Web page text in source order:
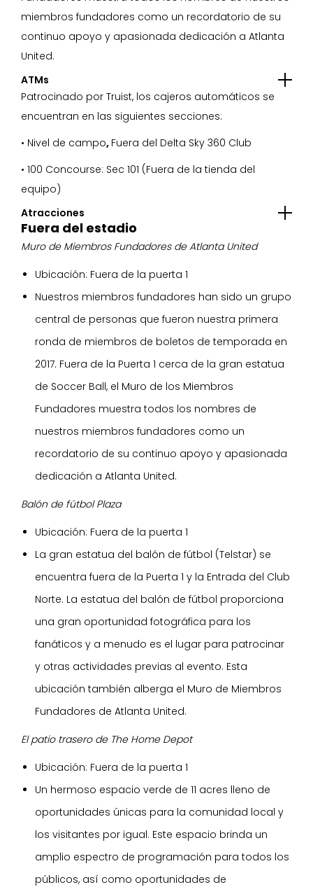
miembros fundadores como un recordatorio de su
continuo apoyo y apasionada dedicación a Atlanta
United.
ATMs
Patrocinado por Truist, los cajeros automáticos se
encuentran en las siguientes secciones:
• Nivel de campo, Fuera del Delta Sky 360 Club
• 100 Concourse: Sec 101 (Fuera de la tienda del
equipo)
Atracciones
Fuera del estadio
Muro de Miembros Fundadores de Atlanta United
Ubicación: Fuera de la puerta 1
Nuestros miembros fundadores han sido un grupo
central de personas que fueron nuestra primera
ronda de miembros de boletos de temporada en
2017. Fuera de la Puerta 1 cerca de la gran estatua
de Soccer Ball, el Muro de los Miembros
Fundadores muestra todos los nombres de
nuestros miembros fundadores como un
recordatorio de su continuo apoyo y apasionada
dedicación a Atlanta United.
Balón de fútbol Plaza
Ubicación: Fuera de la puerta 1
La gran estatua del balón de fútbol (Telstar) se
encuentra fuera de la Puerta 1 y la Entrada del Club
Norte. La estatua del balón de fútbol proporciona
una gran oportunidad fotográfica para los
fanáticos y a menudo es el lugar para patrocinar
y otras actividades previas al evento. Esta
ubicación también alberga el Muro de Miembros
Fundadores de Atlanta United.
El patio trasero de The Home Depot
Ubicación: Fuera de la puerta 1
Un hermoso espacio verde de 11 acres lleno de
oportunidades únicas para la comunidad local y
los visitantes por igual. Este espacio brinda un
amplio espectro de programación para todos los
públicos, así como oportunidades de